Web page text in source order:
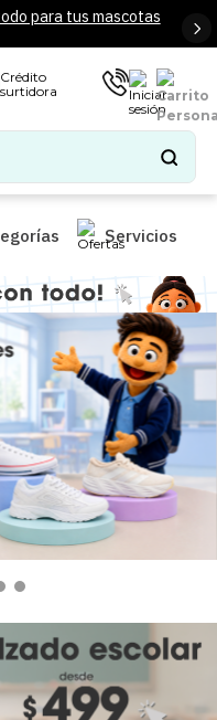
para tus mascotas
Servicios